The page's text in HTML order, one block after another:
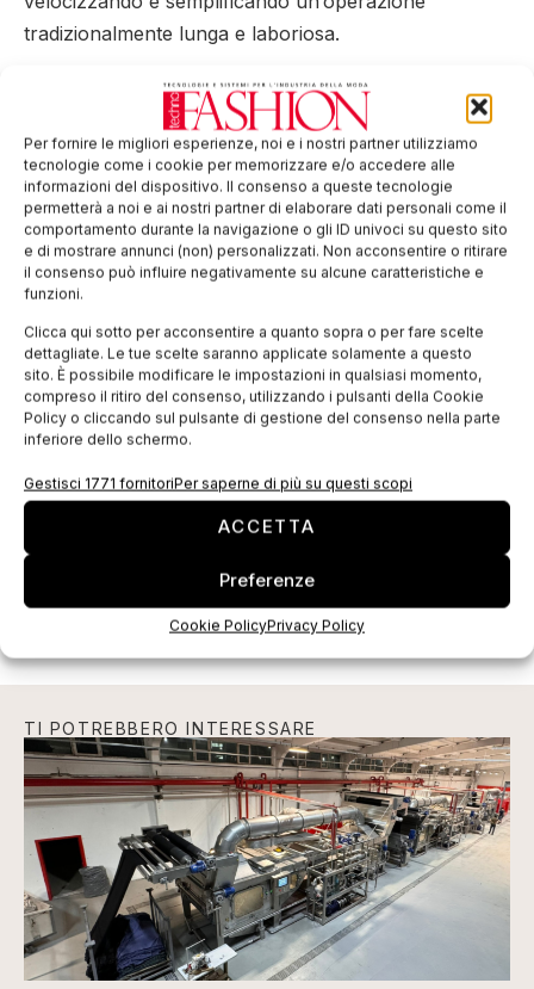
Per fornire le migliori esperienze, noi e i nostri partner utilizziamo
tecnologie come i cookie per memorizzare e/o accedere alle
informazioni del dispositivo. Il consenso a queste tecnologie
permetterà a noi e ai nostri partner di elaborare dati personali come il
comportamento durante la navigazione o gli ID univoci su questo sito
e di mostrare annunci (non) personalizzati. Non acconsentire o ritirare
il consenso può influire negativamente su alcune caratteristiche e
funzioni.
Clicca qui sotto per acconsentire a quanto sopra o per fare scelte
dettagliate. Le tue scelte saranno applicate solamente a questo
sito. È possibile modificare le impostazioni in qualsiasi momento,
compreso il ritiro del consenso, utilizzando i pulsanti della Cookie
Policy o cliccando sul pulsante di gestione del consenso nella parte
inferiore dello schermo.
Gestisci 1771 fornitoriPer saperne di più su questi scopi
ACCETTA
Preferenze
Cookie PolicyPrivacy Policy
tradizionalmente lunga e laboriosa.
Per ulteriori informazioni visita ilsito web
Tag: Corino macchine stampa digitale
EDICOLA WEB
ISCRIVITI ALLA NEWSLETTER
TI POTREBBERO INTERESSARE